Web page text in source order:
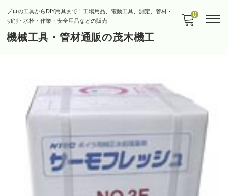
プロの工具からDIY用具まで！工場用品、電動工具、測定、管材・
切削・水栓・作業・安全用品などの販売
機械工具・管材通販の茂木機工
0